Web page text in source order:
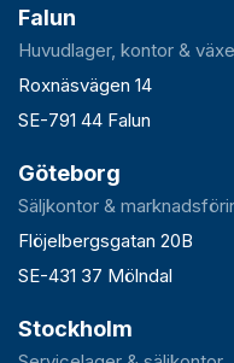
Falun
Huvudlager, kontor &
Roxnäsvägen 14
SE-791 44 Falun
Göteborg
Säljkontor &
Flöjelbergsgatan 20B
SE-431 37 Mölndal
Stockholm